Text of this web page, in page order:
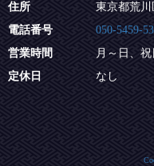
住所
東京都荒
電話番号
050-5459-
営業時間
月～日、祝
定休日
なし